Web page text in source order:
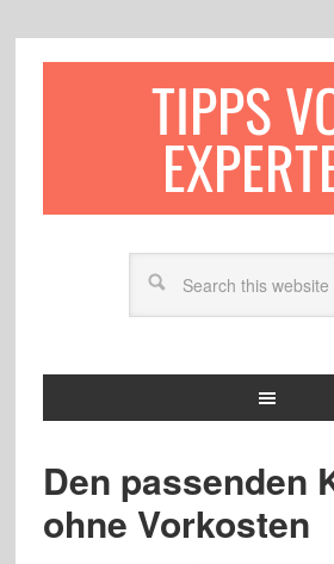
TIPPS
Den passenden
ohne Vorkosten